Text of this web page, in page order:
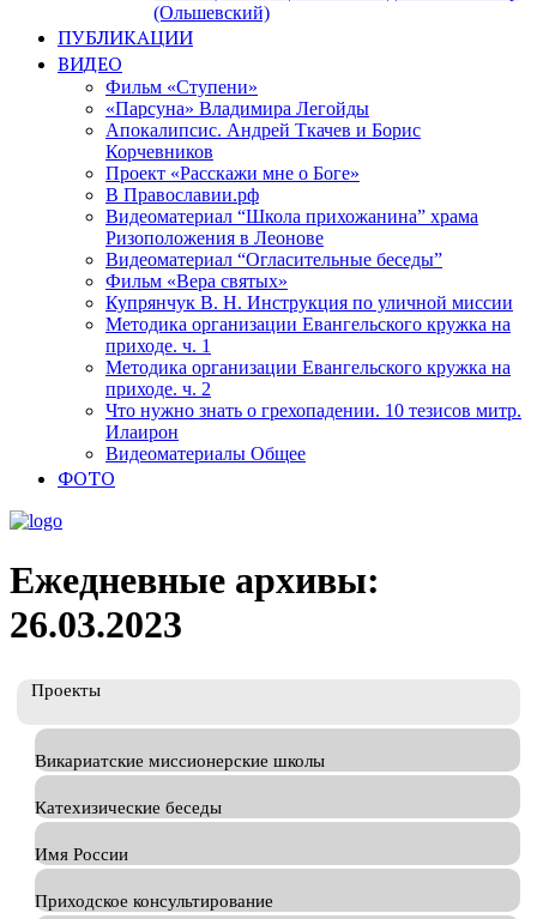
(Ольшевский)
ПУБЛИКАЦИИ
ВИДЕО
Фильм «Ступени»
«Парсуна» Владимира Легойды
Апокалипсис. Андрей Ткачев и Борис
Корчевников
Проект «Расскажи мне о Боге»
В Православии.рф
Видеоматериал “Школа прихожанина” храма
Ризоположения в Леонове
Видеоматериал “Огласительные беседы”
Фильм «Вера святых»
Купрянчук В. Н. Инструкция по уличной миссии
Методика организации Евангельского кружка на
приходе. ч. 1
Методика организации Евангельского кружка на
приходе. ч. 2
Что нужно знать о грехопадении. 10 тезисов митр.
Илаирон
Видеоматериалы Общее
ФОТО
Ежедневные архивы:
26.03.2023
Проекты
Викариатские миссионерские школы
Катехизические беседы
Имя России
Приходское консультирование